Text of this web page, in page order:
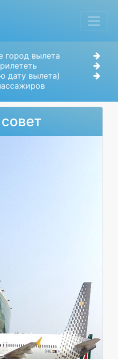
город вылета
дату вылета)